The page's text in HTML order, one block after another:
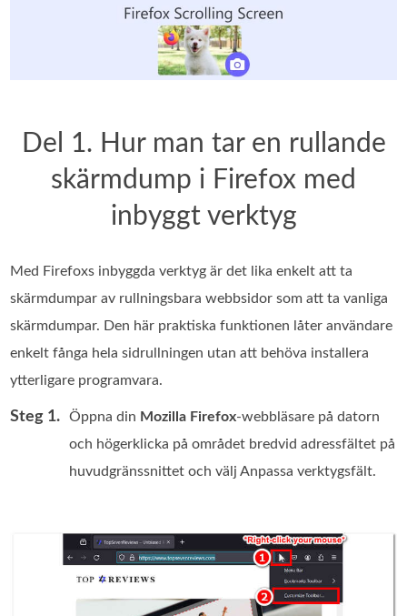
Del 1. Hur man tar en rullande
skärmdump i Firefox med
inbyggt verktyg
Med Firefoxs inbyggda verktyg är det lika enkelt att ta
skärmdumpar av rullningsbara webbsidor som att ta vanliga
skärmdumpar. Den här praktiska funktionen låter användare
enkelt fånga hela sidrullningen utan att behöva installera
ytterligare programvara.
Steg 1. Öppna din Mozilla Firefox-webbläsare på datorn
och högerklicka på området bredvid adressfältet på
huvudgränssnittet och välj Anpassa verktygsfält.